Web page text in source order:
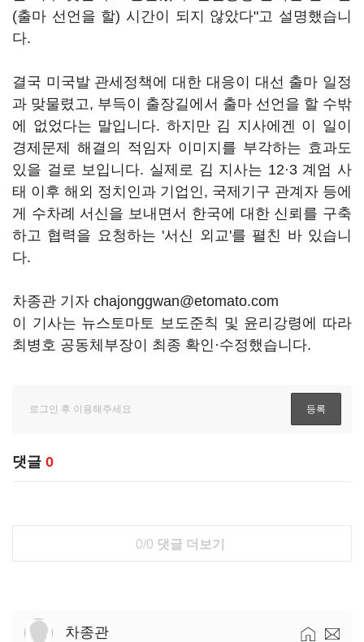
(출마 선언을 할) 시간이 되지 않았다"고 설명했습니
다.
결국 미국발 관세정책에 대한 대응이 대선 출마 일정
과 맞물렸고, 부득이 출장길에서 출마 선언을 할 수밖
에 없었다는 말입니다. 하지만 김 지사에겐 이 일이
경제문제 해결의 적임자 이미지를 부각하는 효과도
있을 걸로 보입니다. 실제로 김 지사는 12·3 계엄 사
태 이후 해외 정치인과 기업인, 국제기구 관계자 등에
게 수차례 서신을 보내면서 한국에 대한 신뢰를 구축
하고 협력을 요청하는 '서신 외교'를 펼친 바 있습니
다.
차종관 기자 chajonggwan@etomato.com
이 기사는 뉴스토마토 보도준칙 및 윤리강령에 따라
최병호 공동체부장이 최종 확인·수정했습니다.
댓글 0
0/0 댓글 더보기
차종관